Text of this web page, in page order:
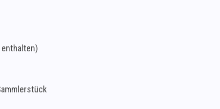
enthalten)